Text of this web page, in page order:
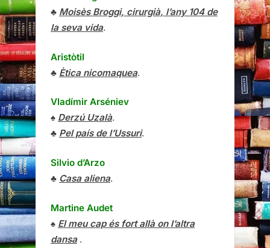
♣ Moisès Broggi, cirurgià, l’any 104 de
la seva vida.
Aristòtil
♣ Ètica nicomaquea.
Vladímir Arséniev
♠ Derzú Uzalà.
♣ Pel país de l’Ussuri.
Silvio d’Arzo
♣ Casa aliena.
Martine Audet
♠ El meu cap és fort allà on l’altra
dansa.